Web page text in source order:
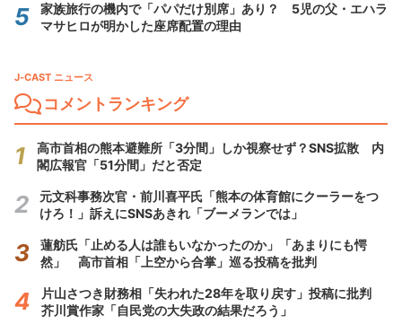
家族旅行の機内で「パパだけ別席」あり？ 5児の父・エハラ
マサヒロが明かした座席配置の理由
J-CAST ニュース
コメントランキング
高市首相の熊本避難所「3分間」しか視察せず？SNS拡散 内
閣広報官「51分間」だと否定
元文科事務次官・前川喜平氏「熊本の体育館にクーラーをつ
けろ！」訴えにSNSあきれ「ブーメランでは」
蓮舫氏「止める人は誰もいなかったのか」「あまりにも愕
然」 高市首相「上空から合掌」巡る投稿を批判
片山さつき財務相「失われた28年を取り戻す」投稿に批判
芥川賞作家「自民党の大失政の結果だろう」